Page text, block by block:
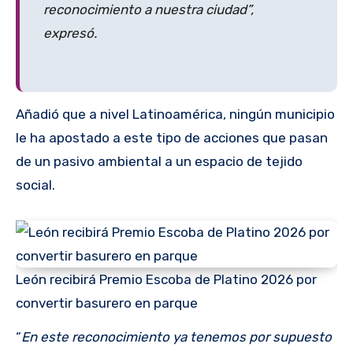
reconocimiento a nuestra ciudad”,
expresó.
Añadió que a nivel Latinoamérica, ningún municipio
le ha apostado a este tipo de acciones que pasan
de un pasivo ambiental a un espacio de tejido
social.
León recibirá Premio Escoba de Platino 2026 por
convertir basurero en parque
“En este reconocimiento ya tenemos por supuesto